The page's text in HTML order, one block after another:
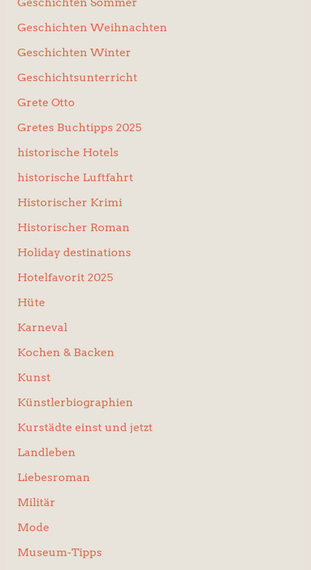
Geschichten Weihnachten
Geschichten Winter
Geschichtsunterricht
Grete Otto
Gretes Buchtipps 2025
historische Hotels
historische Luftfahrt
Historischer Krimi
Historischer Roman
Holiday destinations
Hotelfavorit 2025
Hüte
Karneval
Kochen & Backen
Kunst
Künstlerbiographien
Kurstädte einst und jetzt
Landleben
Liebesroman
Militär
Mode
Museum-Tipps